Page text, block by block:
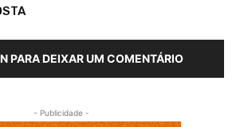
PARA DEIXAR UM COMENTÁRIO
- Publicidade -